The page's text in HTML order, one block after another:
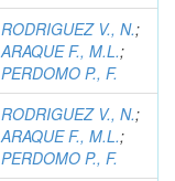
RODRIGUEZ V., N.;
ARAQUE F., M.L.;
PERDOMO P., F.
RODRIGUEZ V., N.;
ARAQUE F., M.L.;
PERDOMO P., F.